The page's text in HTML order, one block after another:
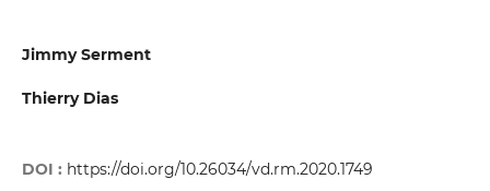
Jimmy Serment
Thierry Dias
DOI : https://doi.org/10.26034/vd.rm.2020.1749